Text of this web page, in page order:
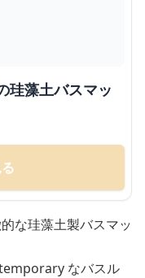
珪藻土バスマッ
な珪藻土製バスマッ
なバスル